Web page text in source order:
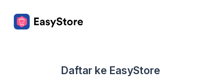
Daftar ke EasyStore